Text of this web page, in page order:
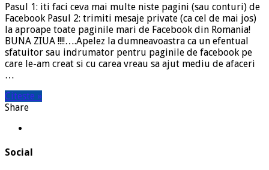
Pasul 1: iti faci ceva mai multe niste pagini (sau conturi) de
Facebook Pasul 2: trimiti mesaje private (ca cel de mai jos)
la aproape toate paginile mari de Facebook din Romania!
BUNA ZIUA !!!!….Apelez la dumneavoastra ca un efentual
sfatuitor sau indrumator pentru paginile de facebook pe
care le-am creat si cu carea vreau sa ajut mediu de afaceri
…
Citeste »
Share
Social